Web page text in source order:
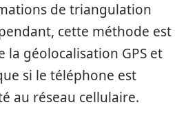
de triangulation
cette méthode est
la géolocalisation GPS et
si le téléphone est
au réseau cellulaire.